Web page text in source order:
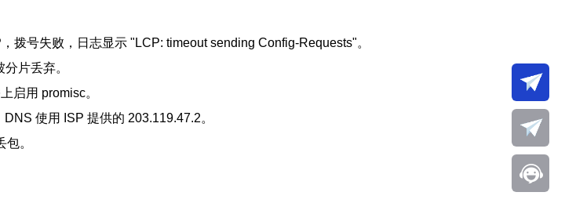
拨号失败，日志显示 "LCP: timeout sending Config-Requests"。
片丢弃。
启用 promisc。
使用 ISP 提供的 203.119.47.2。
。